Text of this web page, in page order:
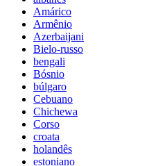
Amárico
Armênio
Azerbaijani
Bielo-russo
bengali
Bósnio
búlgaro
Cebuano
Chichewa
Corso
croata
holandês
estoniano